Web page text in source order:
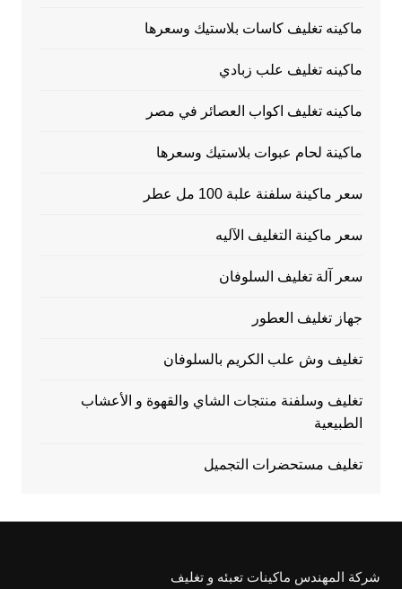
ماكينه تغليف كاسات بلاستيك وسعرها
ماكينه تغليف علب زبادي
ماكينه تغليف اكواب العصائر في مصر
ماكينة لحام عبوات بلاستيك وسعرها
سعر ماكينة سلفنة علبة 100 مل عطر
سعر ماكينة التغليف الآليه
سعر آلة تغليف السلوفان
جهاز تغليف العطور
تغليف وش علب الكريم بالسلوفان
تغليف وسلفنة منتجات الشاي والقهوة و الأعشاب
الطبيعية
تغليف مستحضرات التجميل
شركة المهندس ماكينات تعبئه و تغليف